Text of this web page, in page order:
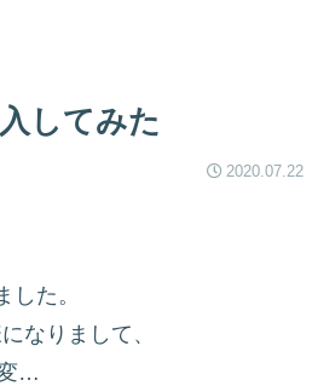
してみた
2020.07.22
た。
なりまして、
…